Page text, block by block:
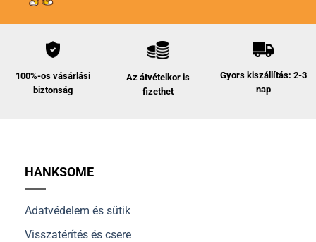
100%-os vásárlási
biztonság
Az átvételkor is
fizethet
Gyors kiszállítás: 2-3
nap
HANKSOME
Adatvédelem és sütik
Visszatérítés és csere